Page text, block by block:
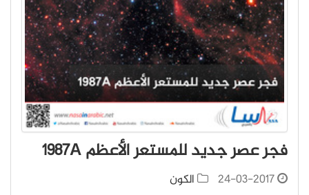
فجر عصر جديد للمستعر الأعظم 1987A
24-03-2017
الكون